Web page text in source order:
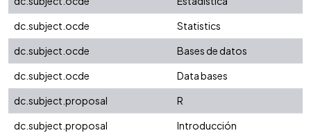
dc.subject.ocde
Statistics
dc.subject.ocde
Bases de datos
dc.subject.ocde
Data bases
dc.subject.proposal
R
dc.subject.proposal
Introducción